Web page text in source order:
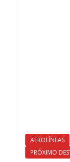
AEROLÍNEAS
PRÓXIMO